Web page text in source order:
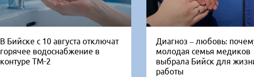
В Бийске с 10 августа отключат
горячее водоснабжение в
контуре ТМ-2
Диагноз – любовь:
молодая семья медиков
выбрала Бийск для
работы